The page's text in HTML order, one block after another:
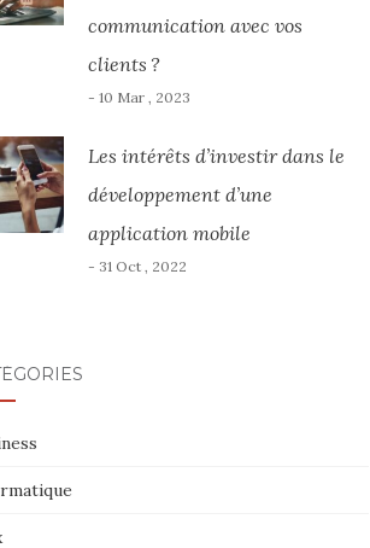
communication avec vos
clients ?
- 10 Mar , 2023
Les intérêts d’investir dans le
développement d’une
application mobile
- 31 Oct , 2022